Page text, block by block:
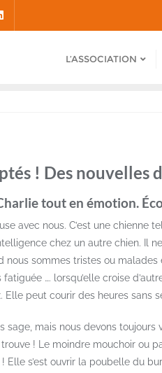
L’ASSOCIATION
! Des nouvelles
tout en émotion.
avec nous. C’est une chienne
chez un autre chien. Il
nous sommes tristes ou
…. lorsqu’elle croise
Elle peut courir des heures sans
sage, mais nous devons
! Le moindre mouchoir ou
! Elle s’est ouvrir la poubelle du